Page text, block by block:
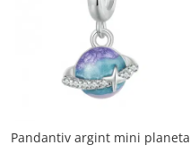
Pandantiv argint mini planeta